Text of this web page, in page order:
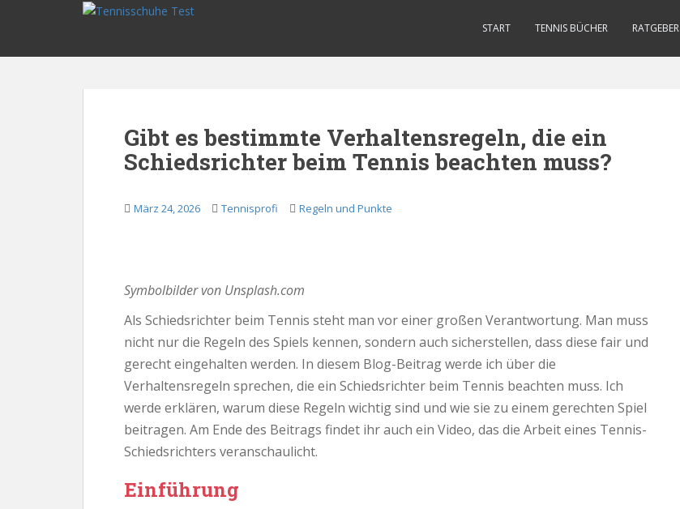
START TENNIS BÜCHER RATGEBER
Gibt es bestimmte Verhaltensregeln, die ein
Schiedsrichter beim Tennis beachten muss?
März 24, 2026 Tennisprofi Regeln und Punkte
Symbolbilder von Unsplash.com
Als Schiedsrichter beim Tennis steht man vor einer großen Verantwortung. Man muss
nicht nur die Regeln des Spiels kennen, sondern auch sicherstellen, dass diese fair und
gerecht eingehalten werden. In diesem Blog-Beitrag werde ich über die
Verhaltensregeln sprechen, die ein Schiedsrichter beim Tennis beachten muss. Ich
werde erklären, warum diese Regeln wichtig sind und wie sie zu einem gerechten Spiel
beitragen. Am Ende des Beitrags findet ihr auch ein Video, das die Arbeit eines Tennis-
Schiedsrichters veranschaulicht.
Einführung